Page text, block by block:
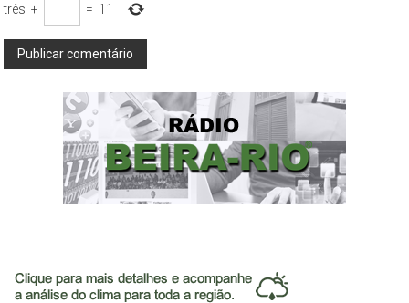
três + = 11